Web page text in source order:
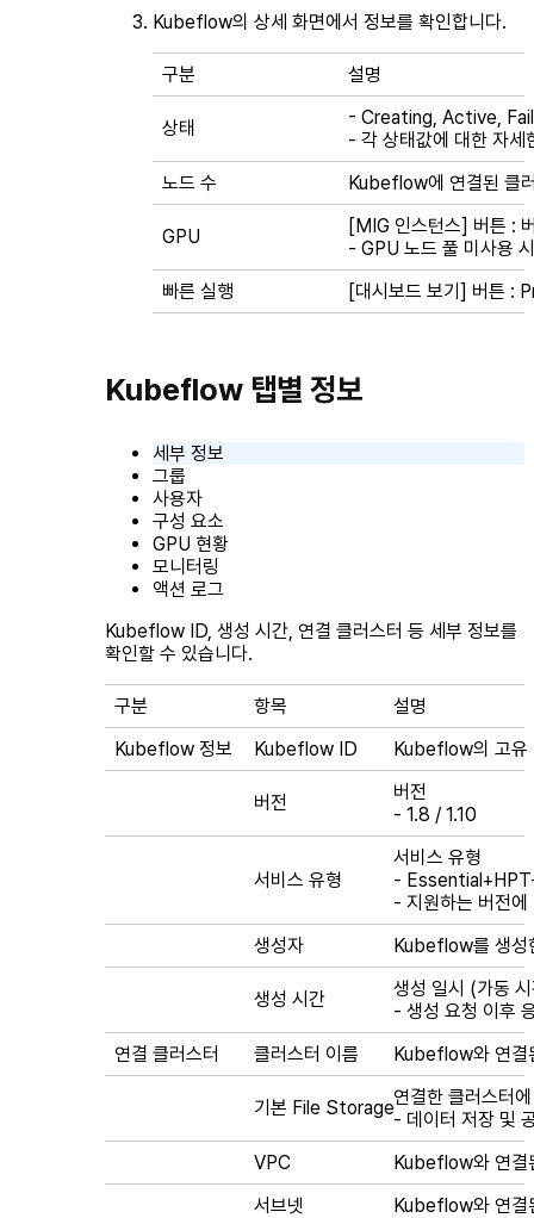
Kubeflow의 상세 화면에서 정보를 확인합니다.
구분 설명
상태 - Creating, Active,
- 각 상태값에 대한 자세
노드 수
Kubeflow에 연결된 클
GPU
[MIG 인스턴스] 버튼 :
- GPU 노드 풀 미사용
빠른 실행
[대시보드 보기] 버튼 :
Kubeflow 탭별 정보
세부 정보
그룹
사용자
구성 요소
GPU 현황
모니터링
액션 로그
Kubeflow ID, 생성 시간, 연결 클러스터 등 세부 정보를
확인할 수 있습니다.
구분 항목
설명
Kubeflow 정보
Kubeflow ID Kubeflow의 고유
버전
버전
- 1.8 / 1.10
서비스 유형
서비스 유형
-
- 지원하는 버전
생성자
Kubeflow를 생성
생성 시간
생성 일시 (가동
- 생성 요청 이후
연결 클러스터
클러스터 이름 Kubeflow와 연결
기본 File Storage연결한 클러스터
- 데이터 저장 및
VPC
Kubeflow와 연결
서브넷
Kubeflow와 연결